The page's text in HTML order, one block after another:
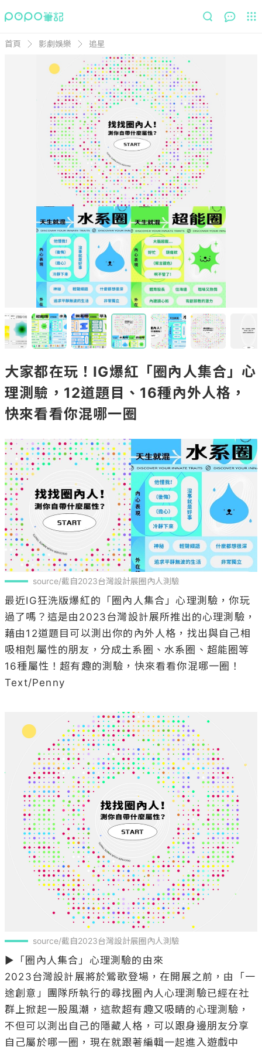
首頁 影劇娛樂 追星
大家都在玩！IG爆紅「圈內人集合」心
理測驗，12道題目、16種內外人格，
快來看看你混哪一圈
source/截自2023台灣設計展圈內人測驗
最近IG狂洗版爆紅的「圈內人集合」心理測驗，你玩
過了嗎？這是由2023台灣設計展所推出的心理測驗，
藉由12道題目可以測出你的內外人格，找出與自己相
吸相剋屬性的朋友，分成土系圈、水系圈、超能圈等
16種屬性！超有趣的測驗，快來看看你混哪一圈！
Text/Penny
source/截自2023台灣設計展圈內人測驗
▶「圈內人集合」心理測驗的由來
2023台灣設計展將於鶯歌登場，在開展之前，由「一
途創意」團隊所執行的尋找圈內人心理測驗已經在社
群上掀起一股風潮，這款超有趣又吸睛的心理測驗，
不但可以測出自己的隱藏人格，可以跟身邊朋友分享
自己屬於哪一圈，現在就跟著編輯一起進入遊戲中